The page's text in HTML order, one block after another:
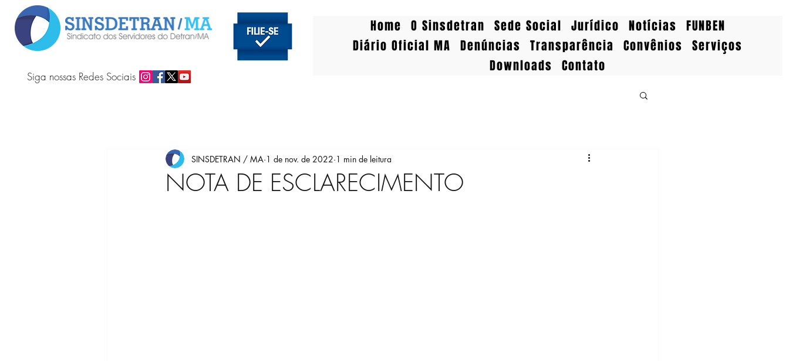
Siga nossas Redes Sociais
Home O Sinsdetran Sede Social Jurídico Notícias
FUNBEN
Diário Oficial MA Denúncias Transparência Convênios
Serviços
Downloads
Contato
NOTA DE ESCLARECIMENTO
SINSDETRAN / MA 1 de nov. de 2022 1 min de leitura